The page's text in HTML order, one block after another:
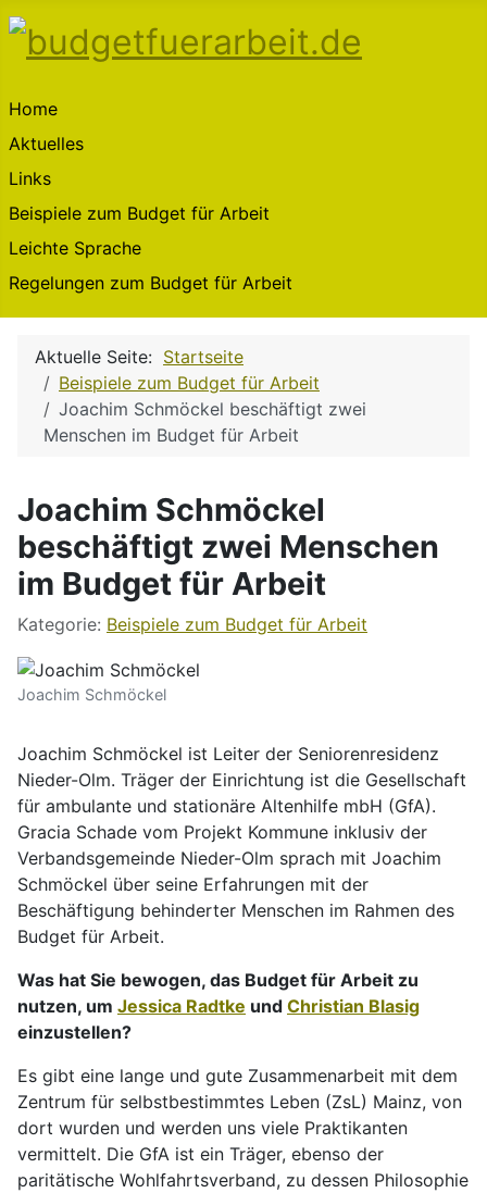
Home
Aktuelles
Links
Beispiele zum Budget für Arbeit
Leichte Sprache
Regelungen zum Budget für Arbeit
Aktuelle Seite: Startseite
Beispiele zum Budget für Arbeit
Joachim Schmöckel beschäftigt zwei
Menschen im Budget für Arbeit
Joachim Schmöckel
beschäftigt zwei Menschen
im Budget für Arbeit
Kategorie: Beispiele zum Budget für Arbeit
Joachim Schmöckel
Joachim Schmöckel ist Leiter der Seniorenresidenz
Nieder-Olm. Träger der Einrichtung ist die Gesellschaft
für ambulante und stationäre Altenhilfe mbH (GfA).
Gracia Schade vom Projekt Kommune inklusiv der
Verbandsgemeinde Nieder-Olm sprach mit Joachim
Schmöckel über seine Erfahrungen mit der
Beschäftigung behinderter Menschen im Rahmen des
Budget für Arbeit.
Was hat Sie bewogen, das Budget für Arbeit zu
nutzen, um Jessica Radtke und Christian Blasig
einzustellen?
Es gibt eine lange und gute Zusammenarbeit mit dem
Zentrum für selbstbestimmtes Leben (ZsL) Mainz, von
dort wurden und werden uns viele Praktikanten
vermittelt. Die GfA ist ein Träger, ebenso der
paritätische Wohlfahrtsverband, zu dessen Philosophie